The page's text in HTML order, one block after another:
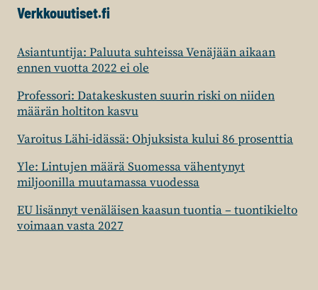
Verkkouutiset.fi
Asiantuntija: Paluuta suhteissa Venäjään aikaan
ennen vuotta 2022 ei ole
Professori: Datakeskusten suurin riski on niiden
määrän holtiton kasvu
Varoitus Lähi-idässä: Ohjuksista kului 86 prosenttia
Yle: Lintujen määrä Suomessa vähentynyt
miljoonilla muutamassa vuodessa
EU lisännyt venäläisen kaasun tuontia – tuontikielto
voimaan vasta 2027